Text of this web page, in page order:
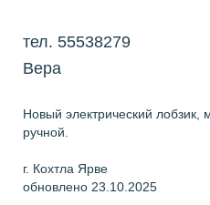
тел. 55538279
Вера
Новый электрический лобзик,
ручной.
г. Кохтла Ярве
обновлено 23.10.2025